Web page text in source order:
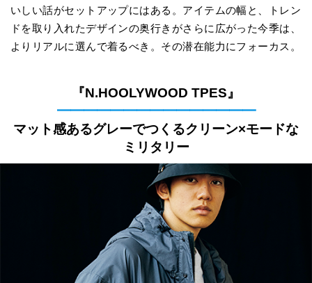
いしい話がセットアップにはある。アイテムの幅と、トレン
ドを取り入れたデザインの奥行きがさらに広がった今季は、
よりリアルに選んで着るべき。その潜在能力にフォーカス。
『N.HOOLYWOOD TPES』
━━━━━━━━━━━━━━━
マット感あるグレーでつくるクリーン×モードな
ミリタリー